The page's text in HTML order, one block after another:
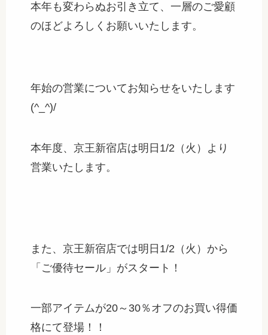
本年も変わらぬお引き立て、一層のご愛顧
のほどよろしくお願いいたします。
年始の営業についてお知らせをいたします
(^_^)/
本年度、京王新宿店は明日1/2（火）より
営業いたします。
また、京王新宿店では明日1/2（火）から
「ご優待セール」がスタート！
一部アイテムが20～30％オフのお買い得価
格にて登場！！